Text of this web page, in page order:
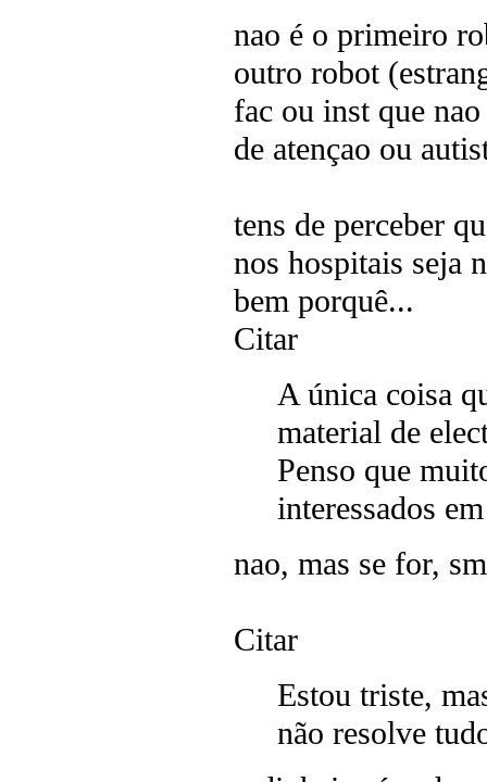
nao é o primeiro
outro robot
fac ou inst que
de atençao ou
tens de perceber
nos hospitais seja
bem porquê...
Citar
A única coisa
material de
Penso que
interessados
nao, mas se for,
Citar
Estou triste,
não resolve